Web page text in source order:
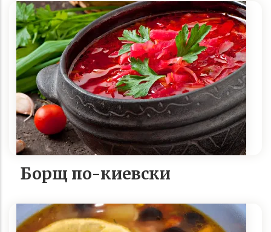
Борщ по-киевски